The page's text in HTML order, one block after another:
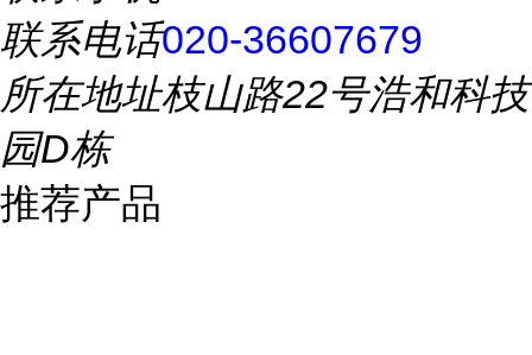
联系电话020-36607679
所在地址枝山路22号浩和科技
园D栋
推荐产品